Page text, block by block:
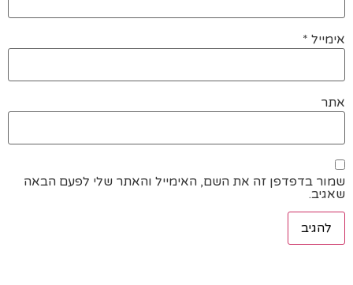
אימייל *
אתר
שמור בדפדפן זה את השם, האימייל והאתר שלי לפעם הבאה
שאגיב.